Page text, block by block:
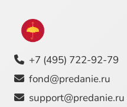
+7 (495) 722-92-79
fond@predanie.ru
support@predanie.ru